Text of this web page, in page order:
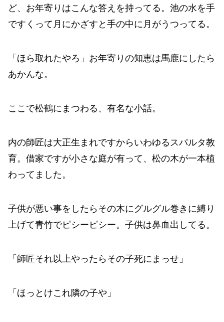
ど、お年寄りはこんな答えを持ってる。池の水を手
ですくって月にかざすと手の中に月がうつってる。
「ほら取れたやろ」お年寄りの知恵は馬鹿にしたら
あかんな。
ここで松鶴にまつわる、有名な小話。
内の師匠は大正生まれですからいわゆるスパルタ教
育。借家ですが小さな庭が有って、松の木が一本植
わってました。
子供が悪い事をしたらその木にグルグル巻きに縛り
上げて青竹でピシーピシー。子供は鼻血出してる。
「師匠それ以上やったらその子死にまっせ」
「ほっとけこれ隣の子や」